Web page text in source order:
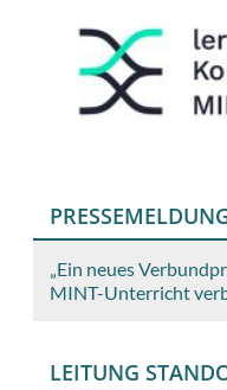
„Ein neues
MINT-Unterricht
LEITUNG